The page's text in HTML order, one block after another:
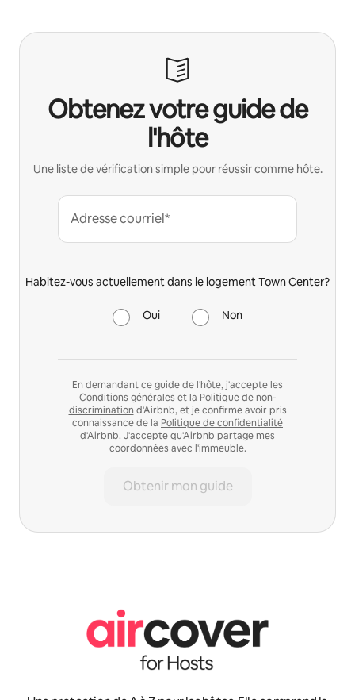
Obtenez votre guide de
l'hôte
Une liste de vérification simple pour réussir comme hôte.
Adresse courriel*
Habitez-vous actuellement dans le logement Town Center?
Oui Non
En demandant ce guide de l'hôte, j'accepte les
Conditions générales et la Politique de non-
discrimination d'Airbnb, et je confirme avoir pris
connaissance de la Politique de confidentialité
d'Airbnb. J'accepte qu'Airbnb partage mes
coordonnées avec l'immeuble.
Obtenir mon guide